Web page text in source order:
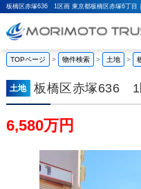
板橋区赤塚636 1区画 東京都板橋区赤塚6丁目
TOPページ > 物件検索 > 土地 >
土地 板橋区赤塚636 1
6,580万円